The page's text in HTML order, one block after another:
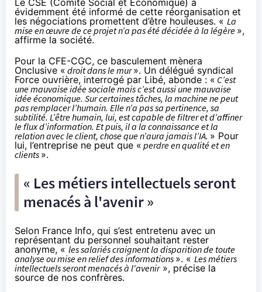
Le CSE (Comité Social et Économique) a
évidemment été informé de cette réorganisation et
les négociations promettent d’être houleuses. « La
mise en œuvre de ce projet n’a pas été décidée à la légère »,
affirme la société.
Pour la CFE-CGC, ce basculement mènera
Onclusive « droit dans le mur». Un délégué syndical
Force ouvrière, interrogé par Libé, abonde : « C’est
une mauvaise idée sociale mais c’est aussi une mauvaise
idée économique. Sur certaines tâches, la machine ne peut
pas remplacer l’humain. Elle n’a pas sa pertinence, sa
subtilité. L’être humain, lui, est capable de filtrer et d’affiner
le flux d’information. Et puis, il a la connaissance et la
relation avec le client, chose que n’aura jamais l’IA. » Pour
lui, l’entreprise ne peut que « perdre en qualité et en
clients ».
« Les métiers intellectuels seront
menacés à l'avenir »
Selon France Info, qui s’est entretenu avec un
représentant du personnel souhaitant rester
anonyme, « les salariés craignent la disparition de toute
analyse ou mise en relief des informations ». « Les métiers
intellectuels seront menacés à l'avenir», précise la
source de nos confrères.